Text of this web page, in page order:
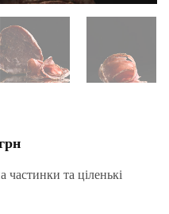
частинки та ціленькі